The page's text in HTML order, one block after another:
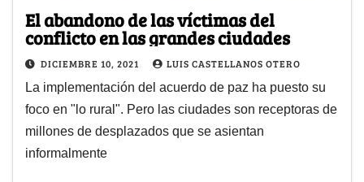
El abandono de las víctimas del
conflicto en las grandes ciudades
DICIEMBRE 10, 2021 LUIS CASTELLANOS OTERO
La implementación del acuerdo de paz ha puesto su
foco en "lo rural". Pero las ciudades son receptoras de
millones de desplazados que se asientan
informalmente